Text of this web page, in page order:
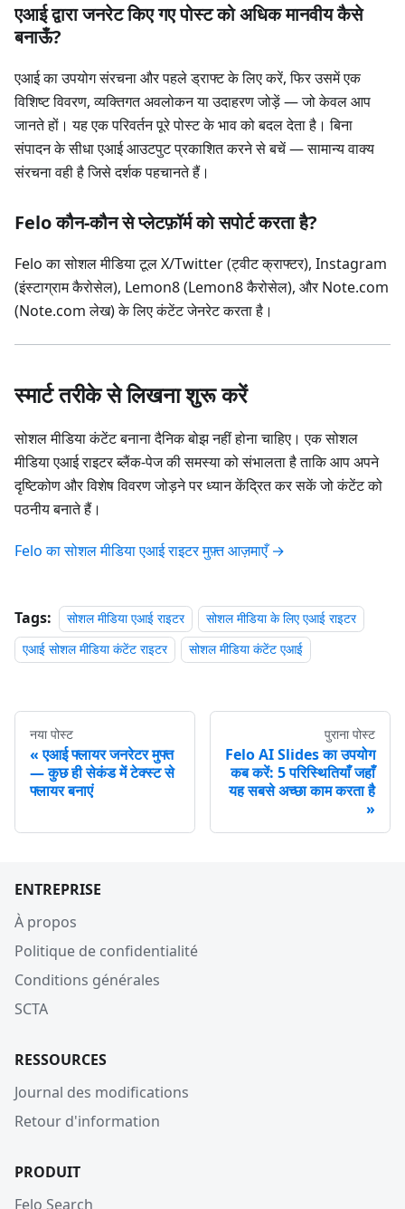
एआई द्वारा जनरेट किए गए पोस्ट को अधिक मानवीय कैसे
बनाऊँ?
एआई का उपयोग संरचना और पहले ड्राफ्ट के लिए करें, फिर उसमें एक
विशिष्ट विवरण, व्यक्तिगत अवलोकन या उदाहरण जोड़ें — जो केवल आप
जानते हों। यह एक परिवर्तन पूरे पोस्ट के भाव को बदल देता है। बिना
संपादन के सीधा एआई आउटपुट प्रकाशित करने से बचें — सामान्य वाक्य
संरचना वही है जिसे दर्शक पहचानते हैं।
Felo कौन-कौन से प्लेटफ़ॉर्म को सपोर्ट करता है?
Felo का सोशल मीडिया टूल X/Twitter (ट्वीट क्राफ्टर), Instagram
(इंस्टाग्राम कैरोसेल), Lemon8 (Lemon8 कैरोसेल), और Note.com
(Note.com लेख) के लिए कंटेंट जेनरेट करता है।
स्मार्ट तरीके से लिखना शुरू करें
सोशल मीडिया कंटेंट बनाना दैनिक बोझ नहीं होना चाहिए। एक सोशल
मीडिया एआई राइटर ब्लैंक-पेज की समस्या को संभालता है ताकि आप अपने
दृष्टिकोण और विशेष विवरण जोड़ने पर ध्यान केंद्रित कर सकें जो कंटेंट को
पठनीय बनाते हैं।
Felo का सोशल मीडिया एआई राइटर मुफ़्त आज़माएँ →
Tags: सोशल मीडिया एआई राइटर
सोशल मीडिया के लिए एआई राइटर
एआई सोशल मीडिया कंटेंट राइटर
सोशल मीडिया कंटेंट एआई
नया पोस्ट
एआई फ्लायर जनरेटर मुफ्त
— कुछ ही सेकंड में टेक्स्ट से
फ्लायर बनाएं
पुराना पोस्ट
Felo AI Slides का उपयोग
कब करें: 5 परिस्थितियाँ जहाँ
यह सबसे अच्छा काम करता है
ENTREPRISE
À propos
Politique de confidentialité
Conditions générales
SCTA
RESSOURCES
Journal des modifications
Retour d'information
PRODUIT
Felo Search